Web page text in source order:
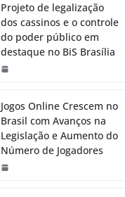
Projeto de legalização
dos cassinos e o controle
do poder público em
destaque no BiS Brasília
Jogos Online Crescem no
Brasil com Avanços na
Legislação e Aumento do
Número de Jogadores